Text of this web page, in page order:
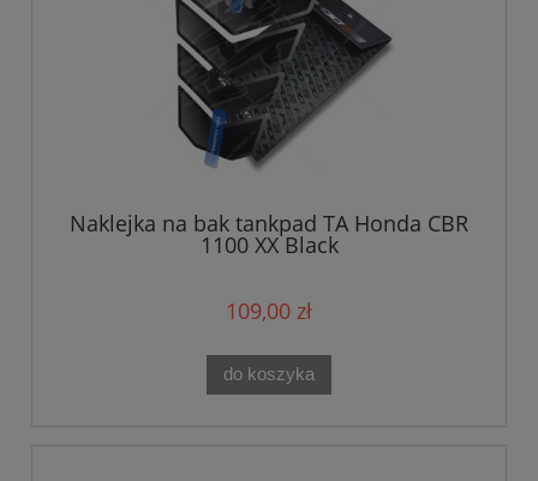
Naklejka na bak tankpad TA Honda CBR
1100 XX Black
109,00 zł
do koszyka